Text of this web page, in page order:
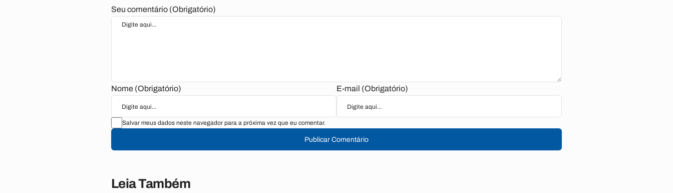
Seu comentário (Obrigatório)
Nome (Obrigatório) E-mail (Obrigatório)
Salvar meus dados neste navegador para a próxima vez que eu comentar.
Publicar Comentário
Leia Também